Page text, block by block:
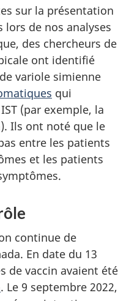
sur la présentation
de nos analyses
des chercheurs de
ont identifié
variole simienne
qui
(par exemple, la
Ils ont noté que le
entre les patients
et les patients
continue de
En date du 13
de vaccin avaient été
. Le 9 septembre 2022,